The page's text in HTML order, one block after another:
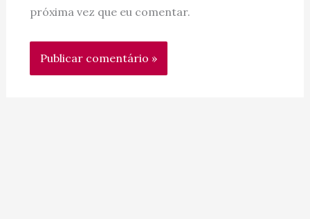
próxima vez que eu comentar.